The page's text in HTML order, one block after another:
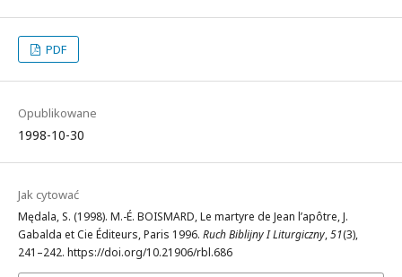
PDF
Opublikowane
1998-10-30
Jak cytować
Mędala, S. (1998). M.-É. BOISMARD, Le martyre de Jean l’apôtre, J.
Gabalda et Cie Éditeurs, Paris 1996. Ruch Biblijny I Liturgiczny,51(3),
241–242. https://doi.org/10.21906/rbl.686